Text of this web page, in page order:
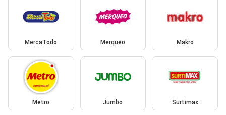
MercaTodo Merqueo Makro
Metro Jumbo Surtimax